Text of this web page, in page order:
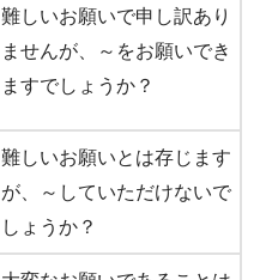
難しいお願いで申し訳あり
ませんが、～をお願いでき
ますでしょうか？
難しいお願いとは存じます
が、～していただけないで
しょうか？